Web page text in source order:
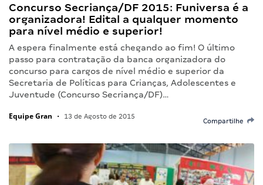
Concurso Secriança/DF 2015: Funiversa é a
organizadora! Edital a qualquer momento
para nível médio e superior!
A espera finalmente está chegando ao fim! O último
passo para contratação da banca organizadora do
concurso para cargos de nível médio e superior da
Secretaria de Políticas para Crianças, Adolescentes e
Juventude (Concurso Secriança/DF)…
Equipe Gran • 13 de Agosto de 2015
Compartilhe